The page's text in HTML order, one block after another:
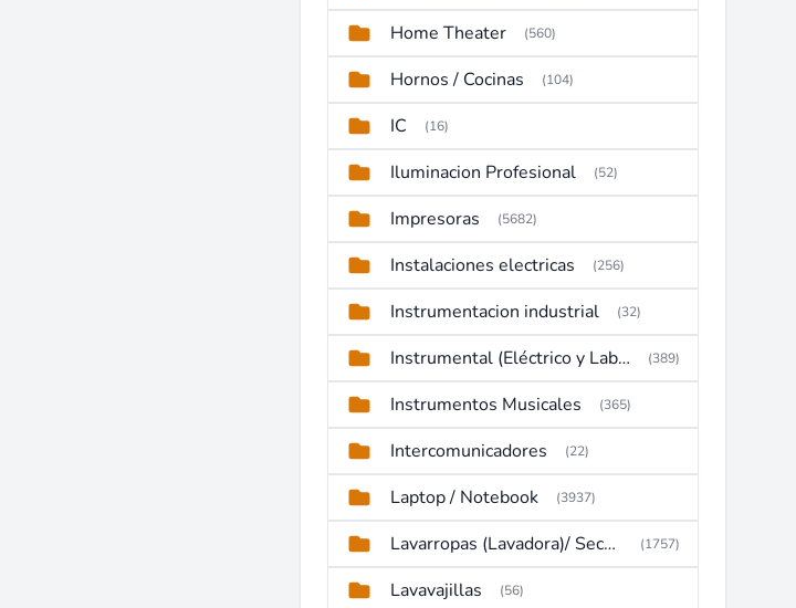
Home Theater (560)
Hornos / Cocinas (104)
IC (16)
Iluminacion Profesional (52)
Impresoras (5682)
Instalaciones electricas (256)
Instrumentacion industrial (32)
Instrumental (Eléctrico y Laboratorio) (389)
Instrumentos Musicales (365)
Intercomunicadores (22)
Laptop / Notebook (3937)
Lavarropas (Lavadora)/ Secadoras (1757)
Lavavajillas (56)